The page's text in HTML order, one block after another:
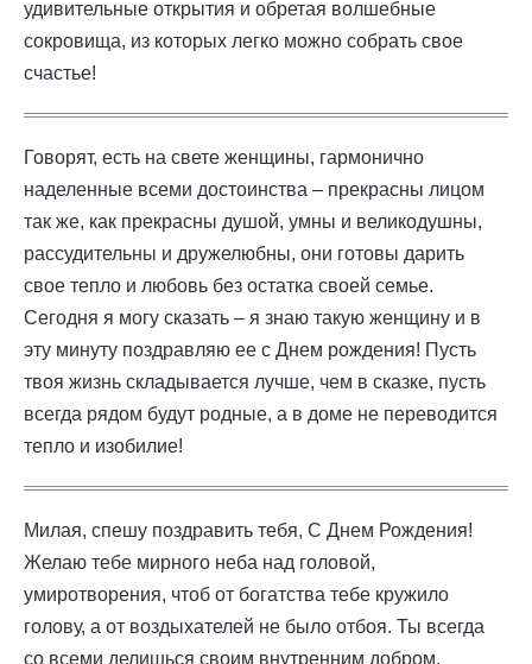
удивительные открытия и обретая волшебные
сокровища, из которых легко можно собрать свое
счастье!
Говорят, есть на свете женщины, гармонично
наделенные всеми достоинства – прекрасны лицом
так же, как прекрасны душой, умны и великодушны,
рассудительны и дружелюбны, они готовы дарить
свое тепло и любовь без остатка своей семье.
Сегодня я могу сказать – я знаю такую женщину и в
эту минуту поздравляю ее с Днем рождения! Пусть
твоя жизнь складывается лучше, чем в сказке, пусть
всегда рядом будут родные, а в доме не переводится
тепло и изобилие!
Милая, спешу поздравить тебя, С Днем Рождения!
Желаю тебе мирного неба над головой,
умиротворения, чтоб от богатства тебе кружило
голову, а от воздыхателей не было отбоя. Ты всегда
со всеми делишься своим внутренним добром,